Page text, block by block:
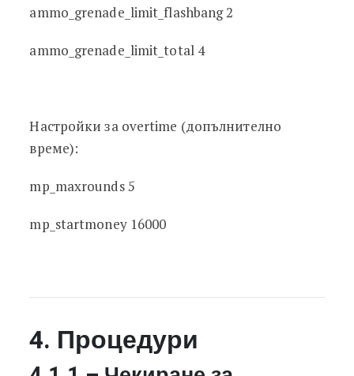
ammo_grenade_limit_flashbang 2
ammo_grenade_limit_total 4
Настройки за overtime (допълнително
време):
mp_maxrounds 5
mp_startmoney 16000
4. Процедури